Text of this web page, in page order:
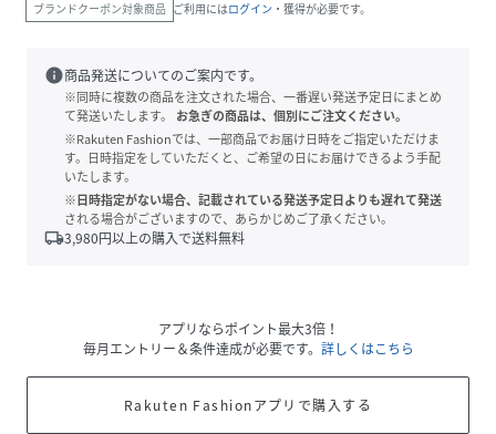
ブランドクーポン対象商品 ご利用にはログイン ・獲得が必要です。
info商品発送についてのご案内です。
※同時に複数の商品を注文された場合、一番遅い発送予定日にまとめ
て発送いたします。
お急ぎの商品は、個別にご注文ください。
※Rakuten Fashionでは、一部商品でお届け日時をご指定いただけま
す。日時指定をしていただくと、ご希望の日にお届けできるよう手配
いたします。
※日時指定がない場合、記載されている発送予定日よりも遅れて発送
される場合がございますので、あらかじめご了承ください。
local_shipping3,980円以上の購入で送料無料
アプリならポイント最大3倍！
毎月エントリー＆条件達成が必要です。 詳しくはこちら
Rakuten Fashionアプリで購入する